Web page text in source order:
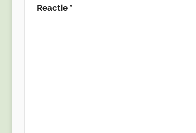
Reactie *